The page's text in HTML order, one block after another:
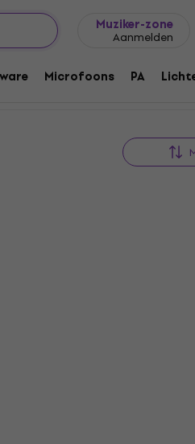
Muziker-zone
Aanmelden
Microfoons PA